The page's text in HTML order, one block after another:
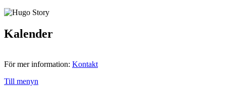
Kalender
För mer information: Kontakt
Till menyn